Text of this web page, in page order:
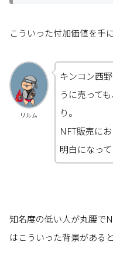
こういった付加価値を手
リルム
キンコン西
うに売って
り。
NFT販売に
明白になって
知名度の低い人が丸腰で
はこういった背景がある